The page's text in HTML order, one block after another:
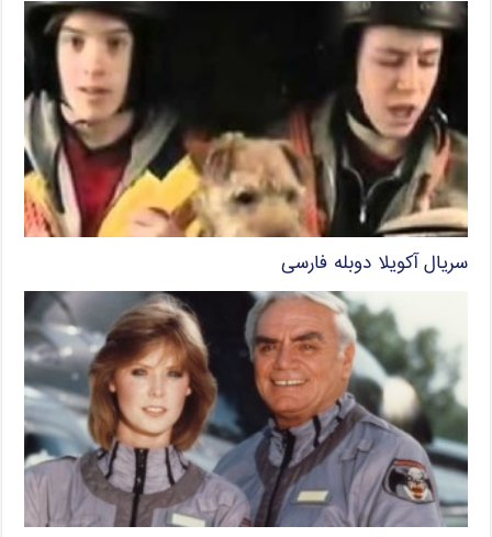
سریال آکویلا دوبله فارسی